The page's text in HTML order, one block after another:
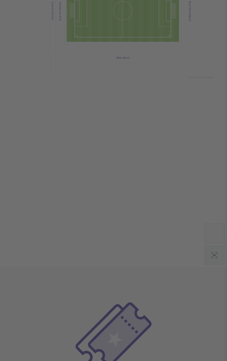
Main Stand
Pearl Street Stand
Sandy Lane End
Covered Terrace